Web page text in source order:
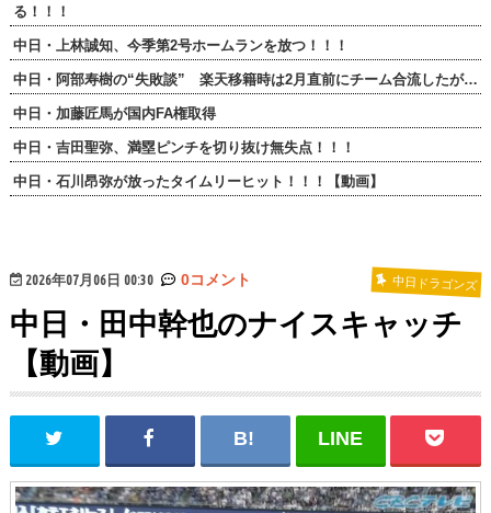
る！！！
中日・上林誠知、今季第2号ホームランを放つ！！！
中日・阿部寿樹の“失敗談” 楽天移籍時は2月直前にチーム合流したが…
中日・加藤匠馬が国内FA権取得
中日・吉田聖弥、満塁ピンチを切り抜け無失点！！！
中日・石川昂弥が放ったタイムリーヒット！！！【動画】
2026年07月06日 00:30 0コメント 中日ドラゴンズ
中日・田中幹也のナイスキャッチ
【動画】